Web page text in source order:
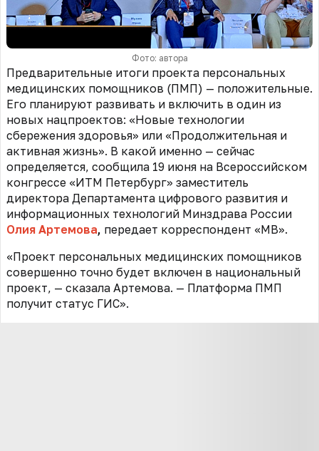
Фото: автора
Предварительные итоги проекта персональных
медицинских помощников (ПМП) — положительные.
Его планируют развивать и включить в один из
новых нацпроектов: «Новые технологии
сбережения здоровья» или «Продолжительная и
активная жизнь». В какой именно — сейчас
определяется, сообщила 19 июня на Всероссийском
конгрессе «ИТМ Петербург» заместитель
директора Департамента цифрового развития и
информационных технологий Минздрава России
Олия Артемова, передает корреспондент «МВ».
«Проект персональных медицинских помощников
совершенно точно будет включен в национальный
проект, — сказала Артемова. — Платформа ПМП
получит статус ГИС».